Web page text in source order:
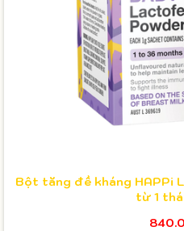
Bột tăng đề kháng HAPPi
từ 1